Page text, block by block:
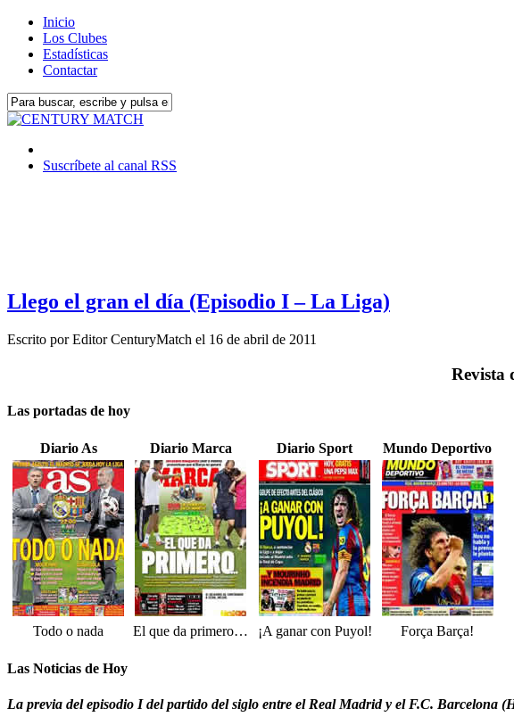
Inicio
Los Clubes
Estadísticas
Contactar
Suscríbete al canal RSS
Llego el gran el día (Episodio I – La Liga)
Escrito porEditor CenturyMatch el 16 de abril de 2011
Revista
Las portadas de hoy
Diario As Diario Marca Diario Sport Mundo Deportivo
Todo o nada El que da primero… ¡A ganar con Puyol! Força Barça!
Las Noticias de Hoy
La previa del episodio I del partido del siglo entre el Real Madrid y el F.C. Barcelona